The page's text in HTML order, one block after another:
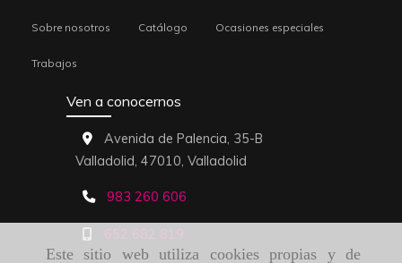
Este sitio web utiliza cookies propias y de
Sobre nosotros Catálogo Ocasiones especiales
Trabajos
Ven a conocernos
Avenida de Palencia, 35-B
Valladolid, 47010, Valladolid
983 260 606
652 682 819